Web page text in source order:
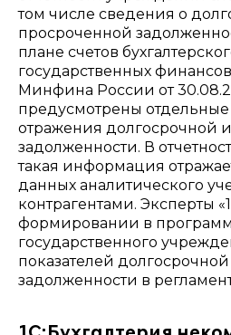
том числе сведения о
просроченной
плане счетов
государственных
Минфина России от
предусмотрены отдельные
отражения долгосрочной
задолженности. В
такая информация
данных аналитического
контрагентами. Эксперты
формировании в
государственного
показателей
задолженности в